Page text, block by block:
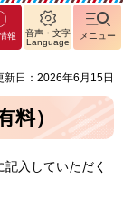
報
音声・文字
Language
メニュー
新日：2026年6月15日
料）
入していただく